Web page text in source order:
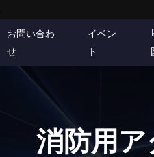
お問い合わ
せ
イベン
ト
消防用